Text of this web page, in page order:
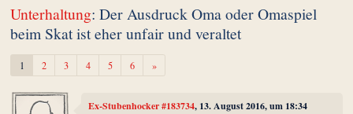
Unterhaltung: Der Ausdruck Oma oder Omaspiel
beim Skat ist eher unfair und veraltet
1 2 3 4 5 6 »Weiter
Ex-Stubenhocker #183734, 13. August 2016, um 18:34